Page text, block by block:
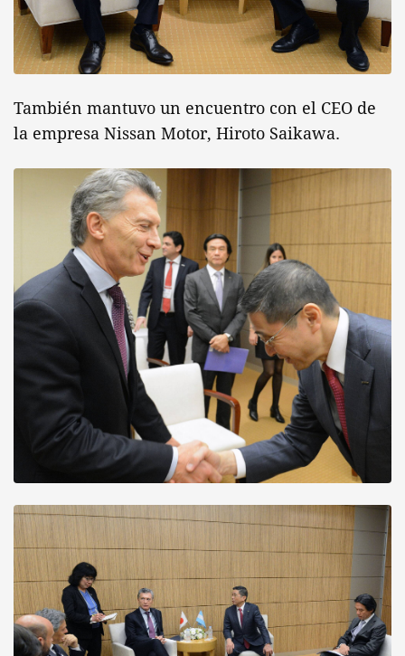
También mantuvo un encuentro con el CEO de
la empresa Nissan Motor, Hiroto Saikawa.